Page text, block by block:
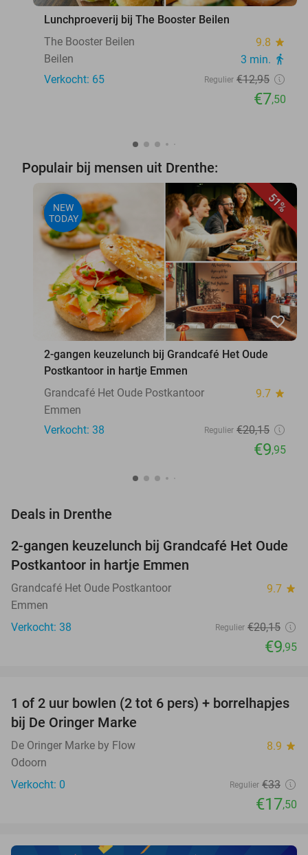
Lunchproeverij bij The Booster Beilen
The Booster Beilen
9.8 star
Beilen 3 min. directions_walk
Verkocht: 65 Regulier €12,95
€7,50
Populair bij mensen uit Drenthe:
51%
NEW
TODAY
favorite_border
2-gangen keuzelunch bij Grandcafé Het Oude
Postkantoor in hartje Emmen
Grandcafé Het Oude Postkantoor
9.7 star
Emmen
Verkocht: 38
Regulier €20,15
€9,95
Deals in Drenthe
51%
NEW
TODAY
2-gangen keuzelunch bij Grandcafé Het Oude
Postkantoor in hartje Emmen
Grandcafé Het Oude Postkantoor 9.7 star
Emmen
Verkocht: 38
Regulier €20,15
€9,95
47%
TODAY
1 of 2 uur bowlen (2 tot 6 pers) + borrelhapjes
bij De Oringer Marke
De Oringer Marke by Flow 8.9 star
Odoorn
Verkocht: 0
Regulier €33
€17,50